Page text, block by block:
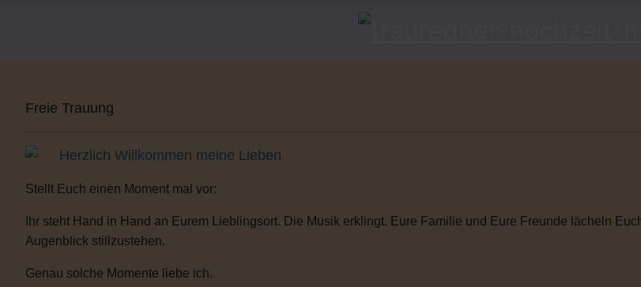
Freie Trauung
Herzlich Willkommen meine Lieben
Stellt Euch einen Moment mal vor:
Ihr steht Hand in Hand an Eurem Lieblingsort. Die Musik erklingt. Eure Familie und Eure Freunde lächeln
Augenblick stillzustehen.
Genau solche Momente liebe ich.